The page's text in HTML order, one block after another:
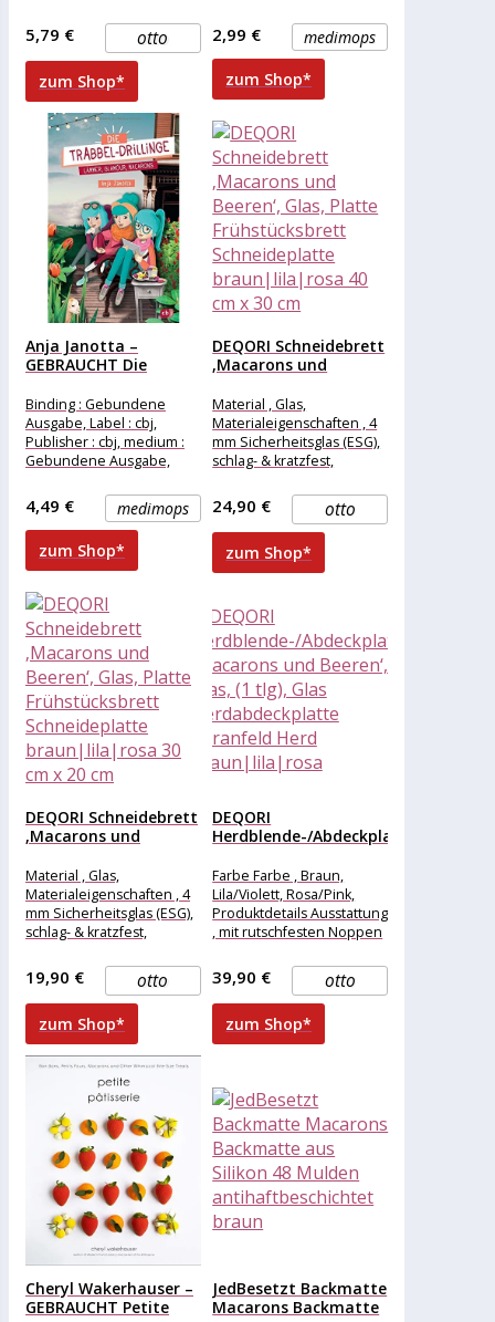
otto
5,79 €
zum Shop*
publicationDate : 2016-02-
01, authors :
medimops
2,99 €
zum Shop*
Anja Janotta –
GEBRAUCHT Die
Binding : Gebundene
Ausgabe, Label : cbj,
Publisher : cbj, medium :
Gebundene Ausgabe,
publicationDate : 2018-10-
15,
medimops
4,49 €
zum Shop*
DEQORI Schneidebrett
‚Macarons und
Material , Glas,
Materialeigenschaften , 4
mm Sicherheitsglas (ESG),
schlag- & kratzfest,
Höhe , 30
otto
24,90 €
zum Shop*
DEQORI Schneidebrett
‚Macarons und
Material , Glas,
Materialeigenschaften , 4
mm Sicherheitsglas (ESG),
schlag- & kratzfest,
Höhe , 20
otto
19,90 €
zum Shop*
DEQORI
Herdblende-/Abdeckplatte
Beeren‘, Glas, (1...
Farbe Farbe , Braun,
Lila/Violett, Rosa/Pink,
Produktdetails Ausstattung
, mit rutschfesten Noppen
Eigenschaften , schlagfest
kratzfest
otto
39,90 €
zum Shop*
Cheryl Wakerhauser –
GEBRAUCHT Petite
JedBesetzt Backmatte
Macarons Backmatte